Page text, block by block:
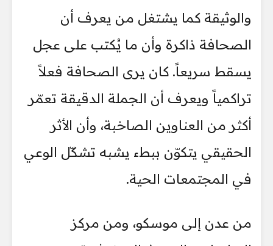
والوثيقة كما يشتغل من يعرف أن
الصحافة ذاكرة وأن ما يُكتب على عجل
يسقط سريعاً. كان يرى الصحافة فعلاً
تراكمياً ويعرف أن الجملة الدقيقة تعمّر
أكثر من العناوين الصاخبة، وأن الأثر
الحقيقي يتكوّن ببطء يشبه تشكّل الوعي
في المجتمعات الحية.
من عدن إلى موسكو، ومن مركز